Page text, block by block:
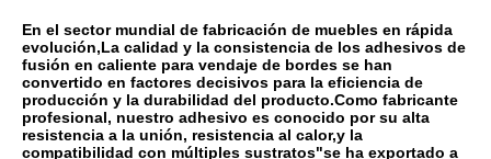
En el sector mundial de fabricación de muebles en rápida
evolución,La calidad y la consistencia de los adhesivos de
fusión en caliente para vendaje de bordes se han
convertido en factores decisivos para la eficiencia de
producción y la durabilidad del producto.Como fabricante
profesional, nuestro adhesivo es conocido por su alta
resistencia a la unión, resistencia al calor,y la
compatibilidad con múltiples sustratos"se ha exportado a